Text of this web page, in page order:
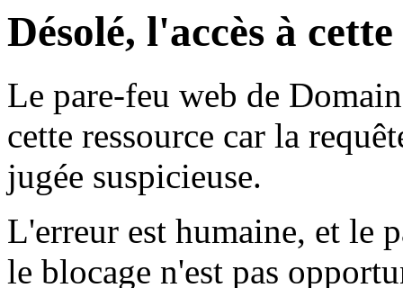
Désolé, l'accès à
Le pare-feu web de
cette ressource car la
jugée suspicieuse.
L'erreur est humaine, et le
le blocage n'est pas